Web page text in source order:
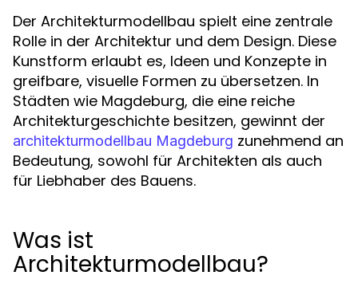
Der Architekturmodellbau spielt eine zentrale
Rolle in der Architektur und dem Design. Diese
Kunstform erlaubt es, Ideen und Konzepte in
greifbare, visuelle Formen zu übersetzen. In
Städten wie Magdeburg, die eine reiche
Architekturgeschichte besitzen, gewinnt der
architekturmodellbau Magdeburg zunehmend an
Bedeutung, sowohl für Architekten als auch
für Liebhaber des Bauens.
Was ist
Architekturmodellbau?